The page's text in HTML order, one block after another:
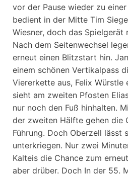
vor der Pause wieder zu
bedient in der Mitte Tim
Wiesner, doch das Spielgerät
Nach dem Seitenwechsel
erneut einen Blitzstart hin.
einem schönen Vertikalpass
Viererkette aus, Felix Würstle
sieht am zweiten Pfosten
nur noch den Fuß hinhalten.
der zweiten Hälfte gehen die
Führung. Doch Oberzell lässt
unterkriegen. Nur zwei
Kalteis die Chance zum
aber drüber. Doch In der 55.